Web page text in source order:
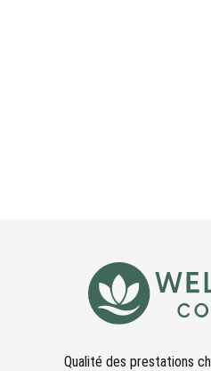
Qualité des prestations